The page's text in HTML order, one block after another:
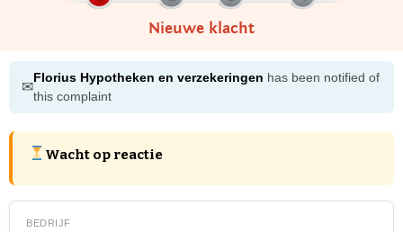
Nieuwe klacht
✉
Florius Hypotheken en verzekeringen has been notified of
this complaint
Wacht op reactie
BEDRIJF